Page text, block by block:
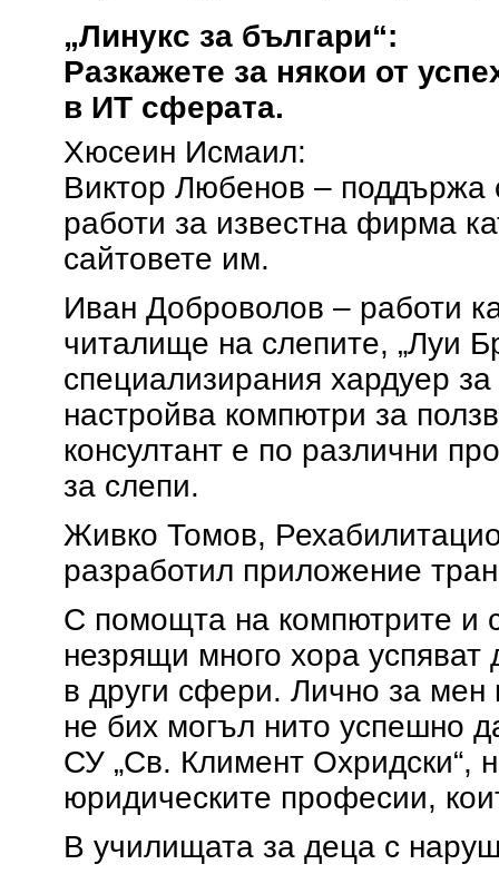
„Линукс за българи“:
Разкажете за някои от
в ИТ сферата.
Хюсеин Исмаил:
Виктор Любенов – поддържа
работи за известна фирма
сайтовете им.
Иван Доброволов – работи
читалище на слепите, „Луи
специализирания хардуер
настройва компютри за
консултант e по различни
за слепи.
Живко Томов,
разработил приложение
С помощта на компютрите и
незрящи много хора
в други сфери. Лично за мен
не бих могъл нито успешно
СУ „Св. Климент Охридски“,
юридическите професии,
В училищата за деца с